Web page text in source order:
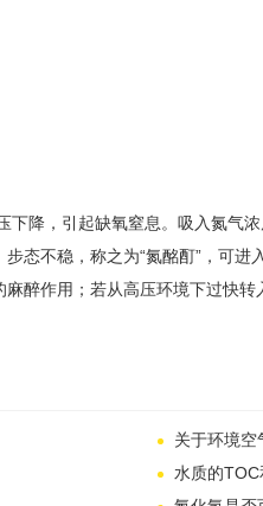
降，引起缺氧窒息。吸入氮气
态不稳，称之为“氮酩酊”，可
醉作用；若从高压环境下过快
关于环境空
水质的